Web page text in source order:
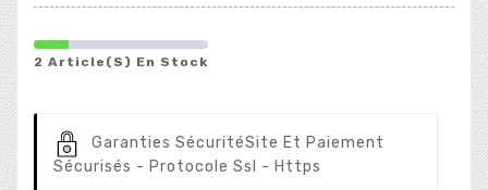
2 Article(s) En Stock
Garanties SécuritéSite Et Paiement
Sécurisés - Protocole Ssl - Https